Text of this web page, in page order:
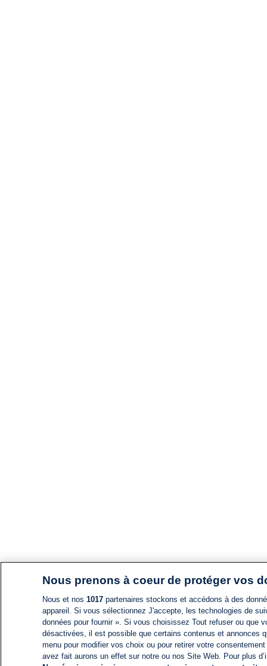
Nous prenons à coeur de protéger vos
Nous et nos 1017partenaires stockons et accédons à des
appareil. Si vous sélectionnez J'accepte, les technologies de
données pour fournir ». Si vous choisissez Tout refuser ou
désactivées, il est possible que certains contenus et annonces
menu pour modifier vos choix ou pour retirer votre
avez fait aurons un effet sur notre ou nos Site Web. Pour plus